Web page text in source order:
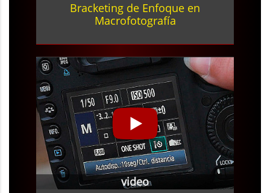
Bracketing de Enfoque en
Macrofotografía
video